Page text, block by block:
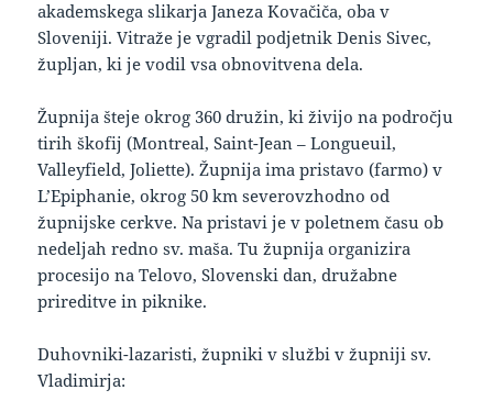
akademskega slikarja Janeza Kovačiča, oba v
Sloveniji. Vitraže je vgradil podjetnik Denis Sivec,
župljan, ki je vodil vsa obnovitvena dela.
Župnija šteje okrog 360 družin, ki živijo na področju
tirih škofij (Montreal, Saint-Jean – Longueuil,
Valleyfield, Joliette). Župnija ima pristavo (farmo) v
L’Epiphanie, okrog 50 km severovzhodno od
župnijske cerkve. Na pristavi je v poletnem času ob
nedeljah redno sv. maša. Tu župnija organizira
procesijo na Telovo, Slovenski dan, družabne
prireditve in piknike.
Duhovniki-lazaristi, župniki v službi v župniji sv.
Vladimirja: